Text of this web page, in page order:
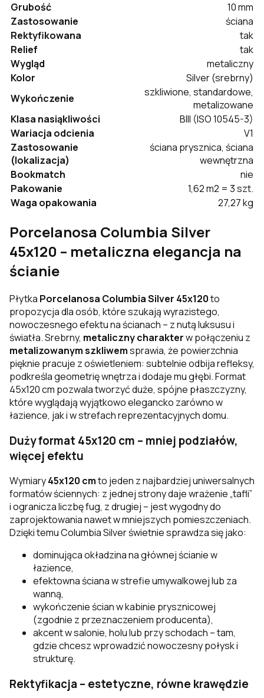
Grubość
10 mm
Zastosowanie
ściana
Rektyfikowana
tak
Relief
tak
Wygląd
metaliczny
Kolor
Silver (srebrny)
Wykończenie
szkliwione, standardowe,
metalizowane
Klasa nasiąkliwości
BIII (ISO 10545-3)
Wariacja odcienia
V1
Zastosowanie
(lokalizacja)
ściana prysznica, ściana
wewnętrzna
Bookmatch
nie
Pakowanie
1,62 m2 = 3 szt.
Waga opakowania
27,27 kg
Porcelanosa Columbia Silver
45x120 – metaliczna elegancja na
ścianie
Płytka Porcelanosa Columbia Silver 45x120to
propozycja dla osób, które szukają wyrazistego,
nowoczesnego efektu na ścianach – z nutą luksusu i
światła. Srebrny, metaliczny charakterw połączeniu z
metalizowanym szkliwemsprawia, że powierzchnia
pięknie pracuje z oświetleniem: subtelnie odbija refleksy,
podkreśla geometrię wnętrza i dodaje mu głębi. Format
45x120 cm pozwala tworzyć duże, spójne płaszczyzny,
które wyglądają wyjątkowo elegancko zarówno w
łazience, jak i w strefach reprezentacyjnych domu.
Duży format 45x120 cm – mniej podziałów,
więcej efektu
Wymiary45x120 cmto jeden z najbardziej uniwersalnych
formatów ściennych: z jednej strony daje wrażenie „tafli”
i ogranicza liczbę fug, z drugiej – jest wygodny do
zaprojektowania nawet w mniejszych pomieszczeniach.
Dzięki temu Columbia Silver świetnie sprawdza się jako:
dominująca okładzina na głównej ścianie w
łazience,
efektowna ściana w strefie umywalkowej lub za
wanną,
wykończenie ścian w kabinie prysznicowej
(zgodnie z przeznaczeniem producenta),
akcent w salonie, holu lub przy schodach – tam,
gdzie chcesz wprowadzić nowoczesny połysk i
strukturę.
Rektyfikacja – estetyczne, równe krawędzie